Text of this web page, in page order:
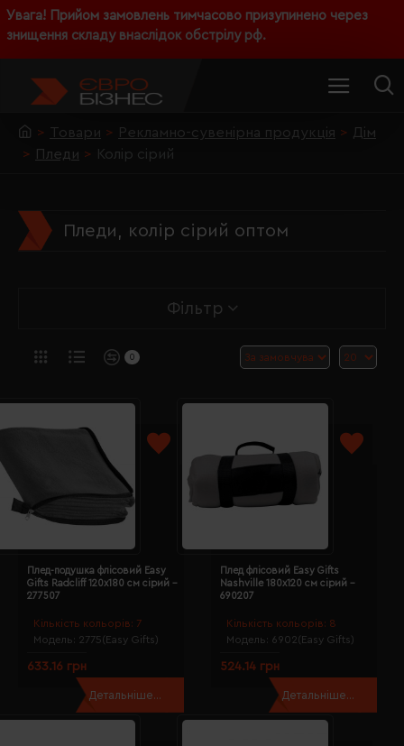
Увага! Прийом замовлень тимчасово призупинено через
знищення складу внаслідок обстрілу рф.
Товари Рекламно-сувенірна продукція
Дім
Пледи
Колір сірий
Пледи, колір сірий оптом
Фільтр
0
Кількість кольорів: 7
Модель: 2775(Easy Gifts)
Плед-подушка флісовий Easy
Gifts Radcliff 120х180 см сірий -
277507
633.16 грн
Детальніше...
Кількість кольорів: 8
Модель: 6902(Easy Gifts)
Плед флісовий Easy Gifts
Nashville 180х120 см сірий -
690207
524.14 грн
Детальніше...